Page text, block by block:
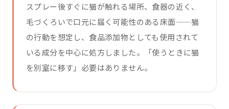
スプレー後すぐに猫が触れる場所、食器の近く、
毛づくろいで口元に届く可能性のある床面——猫
の行動を想定し、食品添加物としても使用されて
いる成分を中心に処方しました。「使うときに猫
を別室に移す」必要はありません。